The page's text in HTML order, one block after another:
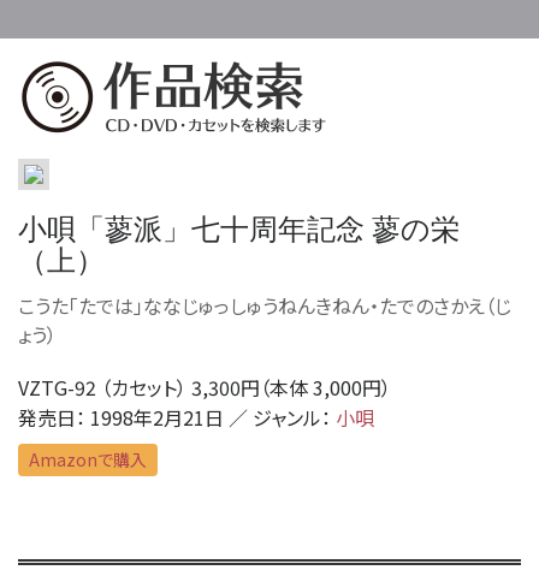
小唄「蓼派」七十周年記念 蓼の栄
（上）
こうた「たでは」ななじゅっしゅうねんきねん・たでのさかえ（じ
ょう）
VZTG-92 （カセット） 3,300円（本体 3,000円）
発売日： 1998年2月21日 ／ ジャンル： 小唄
Amazonで購入